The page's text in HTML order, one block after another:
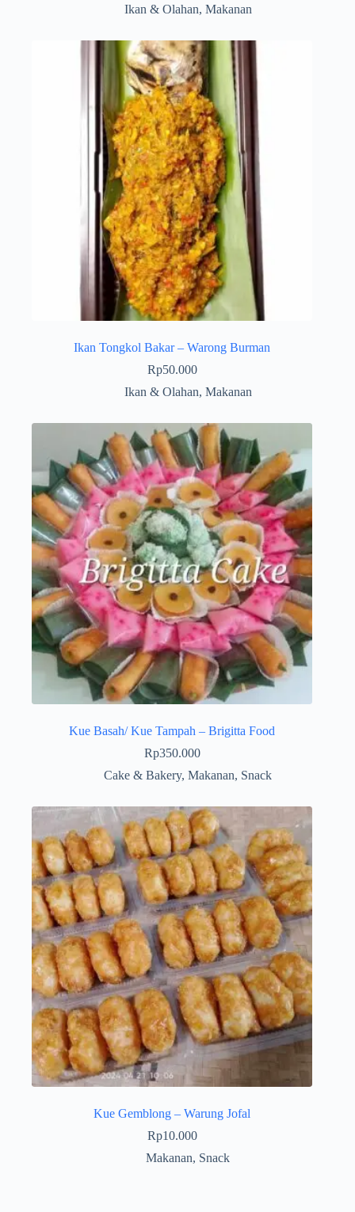
Ikan & Olahan, Makanan
Ikan Tongkol Bakar – Warong Burman
Rp50.000
Ikan & Olahan, Makanan
Kue Basah/ Kue Tampah – Brigitta Food
Rp350.000
Cake & Bakery,Makanan, Snack
Kue Gemblong – Warung Jofal
Rp10.000
Makanan, Snack